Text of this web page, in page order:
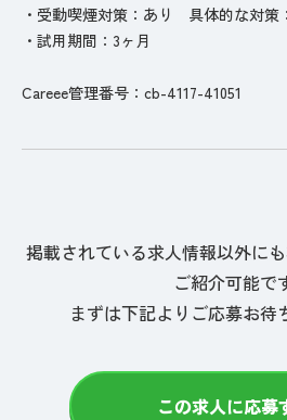
・受動喫煙対策：あり 具体的な対策
・試用期間：3ヶ月
Careee管理番号：cb-4117-41051
掲載されている求人情報以外に
ご紹介可能で
まずは下記よりご応募お待
この求人に応募